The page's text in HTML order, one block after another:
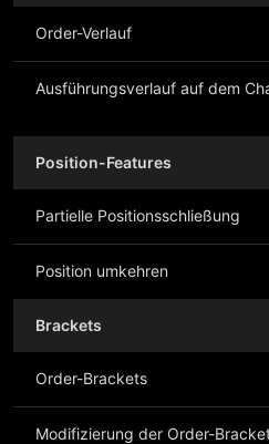
Order-Verlauf
Ausführungsverlauf auf dem
Position-Features
Partielle Positionsschließung
Position umkehren
Brackets
Order-Brackets
Modifizierung der Order-